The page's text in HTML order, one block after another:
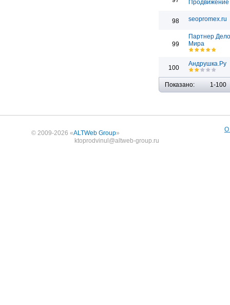
Продвижение
98 seopromex.ru
99
Партнер
Мира
100
Андрушка.Ру
Показано: 1-100
© 2009-2026 «ALTWeb Group»
ktoprodvinul@altweb-group.ru
О